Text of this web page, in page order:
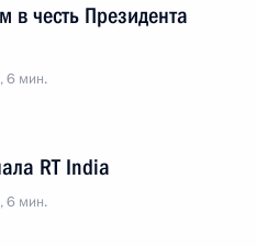
в честь Президента
6 мин.
RT India
6 мин.